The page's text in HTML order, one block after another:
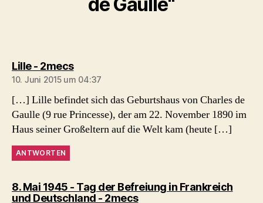
Lille - 2mecssagt:
10. Juni 2015 um 04:37
[…] Lille befindet sich das Geburtshaus von Charles de
Gaulle (9 rue Princesse), der am 22. November 1890 im
Haus seiner Großeltern auf die Welt kam (heute […]
ANTWORTEN
8. Mai 1945 - Tag der Befreiung in Frankreich
und Deutschland - 2mecssagt: